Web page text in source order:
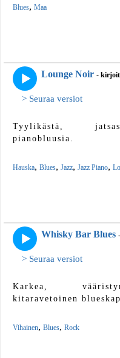
Blues, Maa
Lounge Noir -
> Seuraa versiot
Tyylikästä,
pianobluusia.
Hauska, Blues, Jazz, Jazz Piano,
Whisky Bar Blues
> Seuraa versiot
Karkea,
kitaravetoinen
Vihainen, Blues, Rock